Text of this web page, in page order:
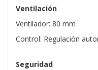
Ventilación
Ventilador: 80 mm
Control: Regulación
Seguridad